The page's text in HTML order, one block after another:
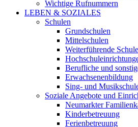
Wichtige Rufnummern
LEBEN & SOZIALES
Schulen
Grundschulen
Mittelschulen
Weiterführende
Berufliche und
Erwachsenenbildung
Sing- und
Soziale Angebote und
Neumarkter
Kinderbetreuung
Ferienbetreuung